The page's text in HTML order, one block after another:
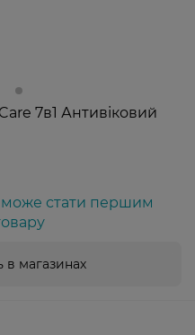
7в1 Антивіковий
може стати першим
в магазинах